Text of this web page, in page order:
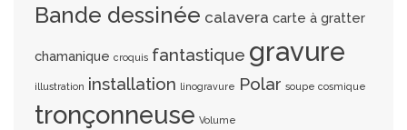
Bande dessinée calavera carte à gratter
chamanique croquis fantastique gravure
illustration installation linogravure Polar soupe cosmique
tronçonneuse Volume